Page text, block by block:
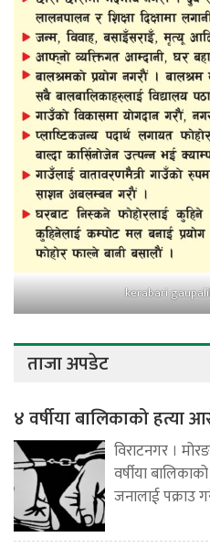
kerabari
ताजा अपडेट
४ वर्षीया बालिकाको हत्या
विराटनगर ।
वर्षीया
जनालाई पक्राउ